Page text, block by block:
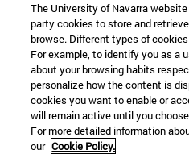
The University of Navarra
party cookies to store and
browse. Different types of
For example, to identify you as a
about your browsing habits
personalize how the content is
cookies you want to enable or
will remain active until you
For more detailed information
our Cookie Policy.